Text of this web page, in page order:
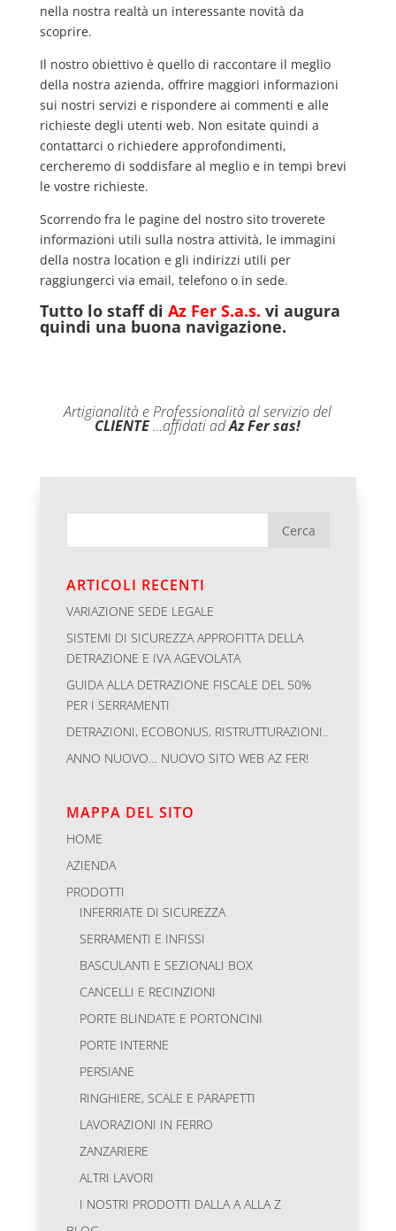
nella nostra realtà un interessante novità da
scoprire.
Il nostro obiettivo è quello di raccontare il meglio
della nostra azienda, offrire maggiori informazioni
sui nostri servizi e rispondere ai commenti e alle
richieste degli utenti web. Non esitate quindi a
contattarci o richiedere approfondimenti,
cercheremo di soddisfare al meglio e in tempi brevi
le vostre richieste.
Scorrendo fra le pagine del nostro sito troverete
informazioni utili sulla nostra attività, le immagini
della nostra location e gli indirizzi utili per
raggiungerci via email, telefono o in sede.
Tutto lo staff di Az Fer S.a.s. vi augura
quindi una buona navigazione.
Artigianalità e Professionalità al servizio del
CLIENTE…affidati adAz Fer sas!
ARTICOLI RECENTI
VARIAZIONE SEDE LEGALE
SISTEMI DI SICUREZZA APPROFITTA DELLA
DETRAZIONE E IVA AGEVOLATA
GUIDA ALLA DETRAZIONE FISCALE DEL 50%
PER I SERRAMENTI
DETRAZIONI, ECOBONUS, RISTRUTTURAZIONI..
ANNO NUOVO… NUOVO SITO WEB AZ FER!
MAPPA DEL SITO
HOME
AZIENDA
PRODOTTI
INFERRIATE DI SICUREZZA
SERRAMENTI E INFISSI
BASCULANTI E SEZIONALI BOX
CANCELLI E RECINZIONI
PORTE BLINDATE E PORTONCINI
PORTE INTERNE
PERSIANE
RINGHIERE, SCALE E PARAPETTI
LAVORAZIONI IN FERRO
ZANZARIERE
ALTRI LAVORI
I NOSTRI PRODOTTI DALLA A ALLA Z